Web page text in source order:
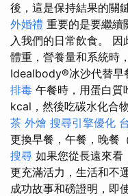
後，這是保持結果的關
外婚禮 重要的是要繼續
入我們的日常飲食。
體重，營養量和系統時
Idealbody®冰沙代替早
排毒 午餐時，用蛋白質
kcal，然後吃碳水化合
茶 外燴 搜尋引擎優化
更換早餐，午餐，晚餐
搜尋 如果您從長遠來看
更充滿活力，生活和不
成功故事和磅證明，即